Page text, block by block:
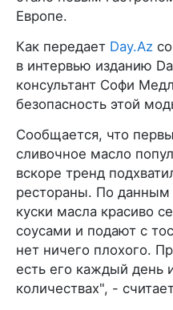
Европе.
Как передает Day.Az
в интервью изданию
консультант Софи
безопасность этой
Сообщается, что
сливочное масло
вскоре тренд
рестораны. По данным
куски масла красиво
соусами и подают с
нет ничего плохого.
есть его каждый день
количествах", -